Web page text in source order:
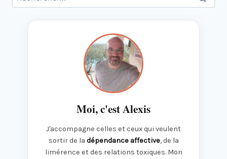
Moi, c'est Alexis
J'accompagne celles et ceux qui veulent
sortir de la dépendance affective, de la
limérence et des relations toxiques. Mon